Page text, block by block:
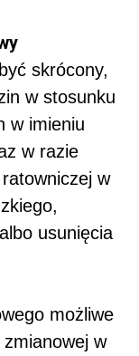
skrócony,
w stosunku
w imieniu
w razie
w
usunięcia
możliwe
w